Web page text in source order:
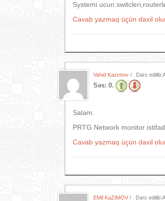
Systemi
Cavab yazmaq üçün daxil
Vahid Kazımov / . Dərc
Səs: 0.
Salam.
PRTG Network monitor
Cavab yazmaq üçün daxil
EMil KaZIMOV / . Dərc edilib:A